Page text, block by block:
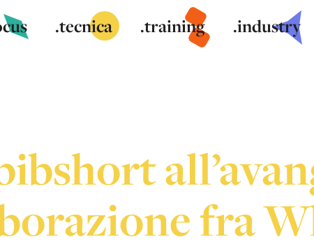
.tecnica .training .industry
fra